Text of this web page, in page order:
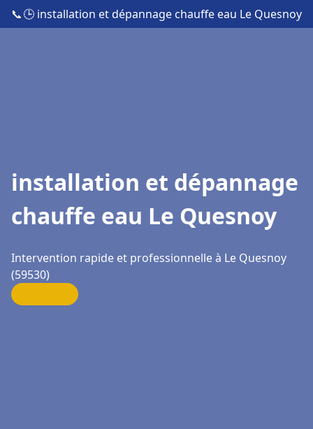
📞🕒 installation et dépannage chauffe eau Le Quesnoy
installation et dépannage
chauffe eau Le Quesnoy
Intervention rapide et professionnelle à Le Quesnoy
(59530)